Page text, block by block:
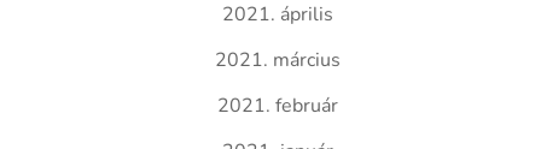
2021. április
2021. március
2021. február